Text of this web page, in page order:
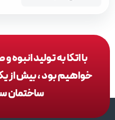
با اتکا به تولید
خواهیم بود ، بیش از
ساختمان